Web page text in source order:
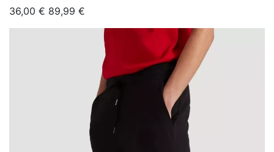
36,00 € 89,99 €